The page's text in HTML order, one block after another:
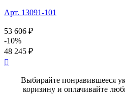
Арт. 13091-101
53 606 ₽
-10%
48 245 ₽

Выбирайте понравившееся
коризину и оплачивайте